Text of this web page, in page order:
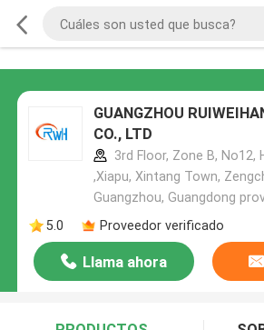
GUANGZHOU
CO., LTD
3rd Floor, Zone B, No12,
,Xiapu, Xintang Town,
Guangzhou, Guangdong
5.0
Proveedor verificado
Llama ahora